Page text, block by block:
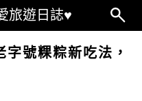
旅遊日誌♥
號粿粽新吃法，